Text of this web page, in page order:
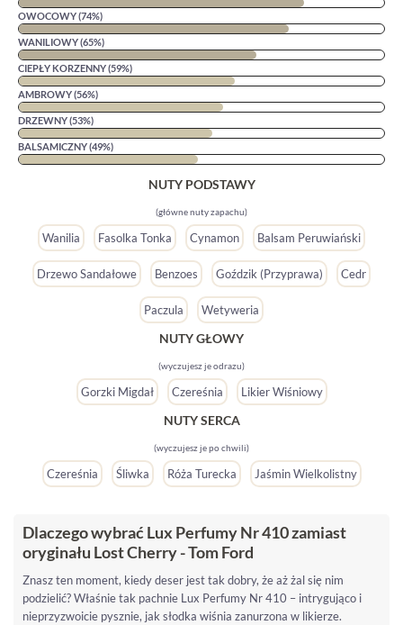
OWOCOWY (74%)
WANILIOWY (65%)
CIEPŁY KORZENNY (59%)
AMBROWY (56%)
DRZEWNY (53%)
BALSAMICZNY (49%)
NUTY PODSTAWY
(główne nuty zapachu)
Wanilia Fasolka Tonka Cynamon Balsam Peruwiański
Drzewo Sandałowe Benzoes Goździk (przyprawa) Cedr
Paczula Wetyweria
NUTY GŁOWY
(wyczujesz je odrazu)
Gorzki Migdał Czereśnia Likier Wiśniowy
NUTY SERCA
(wyczujesz je po chwili)
Czereśnia Śliwka Róża Turecka Jaśmin Wielkolistny
Dlaczego wybrać Lux Perfumy Nr 410 zamiast
oryginału Lost Cherry - Tom Ford
Znasz ten moment, kiedy deser jest tak dobry, że aż żal się nim
podzielić? Właśnie tak pachnie Lux Perfumy Nr 410 – intrygująco i
nieprzyzwoicie pysznie, jak słodka wiśnia zanurzona w likierze.